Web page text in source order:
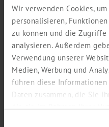
Wir verwenden Cookies,
personalisieren,
zu können und die Zugriffe
analysieren. Außerdem
Verwendung unserer
Medien, Werbung und
führen diese
Daten zusammen, die Sie
Purchase order
number
2345-
savingsAlternatives
Display MSDS
*GHS08 Gefahr H312+H332
***GHS07 GHS08 Gefahr